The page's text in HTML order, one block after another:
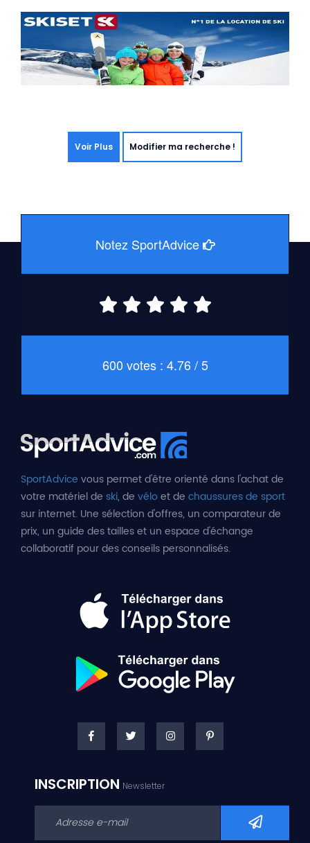
Voir Plus Modifier ma recherche !
Notez SportAdvice
600 votes : 4.76 / 5
SportAdvice vous permet d'être orienté dans l'achat de
votre matériel de ski, de véloet de chaussures de sport
sur internet. Une sélection d'offres, un comparateur de
prix, un guide des tailles et un espace d'échange
collaboratif pour des conseils personnalisés.
INSCRIPTION Newsletter